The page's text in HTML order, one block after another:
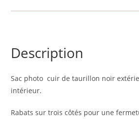
Description
Sac photo cuir de taurillon noir
intérieur.
Rabats sur trois côtés pour une